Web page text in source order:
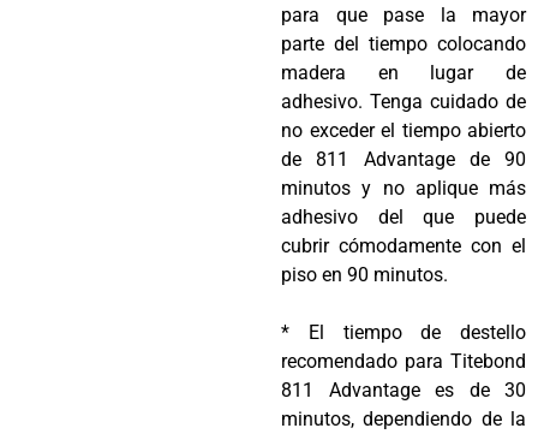
para que pase la mayor
parte del tiempo colocando
madera en lugar de
adhesivo. Tenga cuidado de
no exceder el tiempo abierto
de 811 Advantage de 90
minutos y no aplique más
adhesivo del que puede
cubrir cómodamente con el
piso en 90 minutos.
* El tiempo de destello
recomendado para Titebond
811 Advantage es de 30
minutos, dependiendo de la